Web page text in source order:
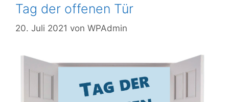
Tag der offenen Tür
20. Juli 2021 von WPAdmin